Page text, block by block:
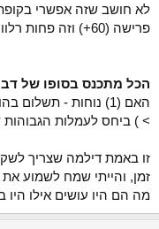
לא חושב שזה אפשרי
פרישה (60+) וזה פחות רלוונטי אלי מכיוון שאני צעיר.
הכל מתכנס בסופו של
> ) ביחס לעמלות הגבוהות של 5% בעת קנייה
זו באמת דילמה שצריך
זמן, והייתי שמח לשמוע
מה הם היו עושים אילו היו